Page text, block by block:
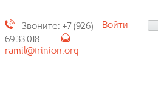
Звоните: +7 (926)
69 33 018
ramil@trinion.org
Войти